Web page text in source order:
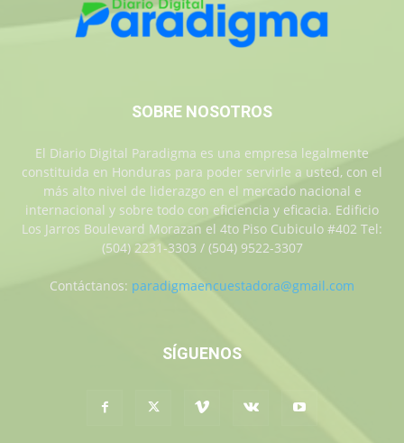
SOBRE NOSOTROS
El Diario Digital Paradigma es una empresa legalmente
constituida en Honduras para poder servirle a usted, con el
más alto nivel de liderazgo en el mercado nacional e
internacional y sobre todo con eficiencia y eficacia. Edificio
Los Jarros Boulevard Morazan el 4to Piso Cubiculo #402 Tel:
(504) 2231-3303 / (504) 9522-3307
Contáctanos: paradigmaencuestadora@gmail.com
SÍGUENOS